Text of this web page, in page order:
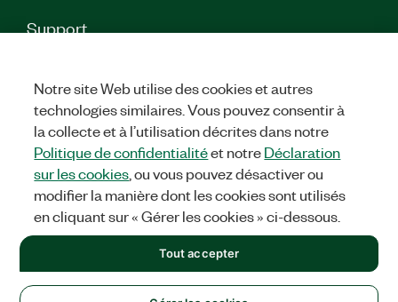
Support
service
Commentaires sur le site
TwitterYouTube
©2026NATIONAL INSTRUMENTS CORP. TOUS DROITS RÉSERVÉS.
Notre site Web utilise des cookies et autres
technologies similaires. Vous pouvez consentir à
la collecte et à l’utilisation décrites dans notre
Politique de confidentialitéet notreDéclaration
sur les cookies , ou vous pouvez désactiver ou
modifier la manière dont les cookies sont utilisés
en cliquant sur « Gérer les cookies » ci-dessous.
Tout accepter